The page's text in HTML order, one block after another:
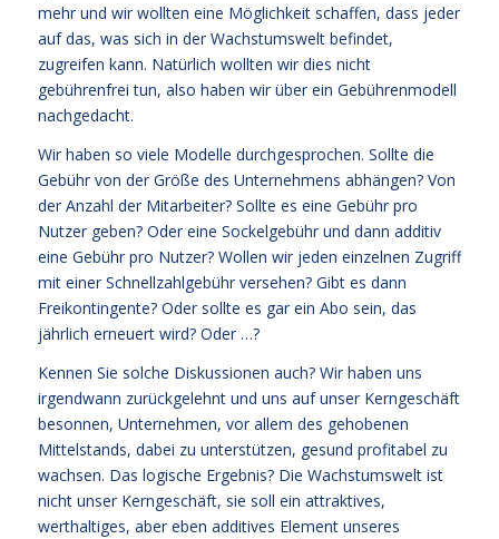
mehr und wir wollten eine Möglichkeit schaffen, dass jeder
auf das, was sich in der Wachstumswelt befindet,
zugreifen kann. Natürlich wollten wir dies nicht
gebührenfrei tun, also haben wir über ein Gebührenmodell
nachgedacht.
Wir haben so viele Modelle durchgesprochen. Sollte die
Gebühr von der Größe des Unternehmens abhängen? Von
der Anzahl der Mitarbeiter? Sollte es eine Gebühr pro
Nutzer geben? Oder eine Sockelgebühr und dann additiv
eine Gebühr pro Nutzer? Wollen wir jeden einzelnen Zugriff
mit einer Schnellzahlgebühr versehen? Gibt es dann
Freikontingente? Oder sollte es gar ein Abo sein, das
jährlich erneuert wird? Oder …?
Kennen Sie solche Diskussionen auch? Wir haben uns
irgendwann zurückgelehnt und uns auf unser Kerngeschäft
besonnen, Unternehmen, vor allem des gehobenen
Mittelstands, dabei zu unterstützen, gesund profitabel zu
wachsen. Das logische Ergebnis? Die Wachstumswelt ist
nicht unser Kerngeschäft, sie soll ein attraktives,
werthaltiges, aber eben additives Element unseres